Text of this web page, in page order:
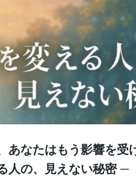
あなたはもう影響を
人の、見えない秘密 ─